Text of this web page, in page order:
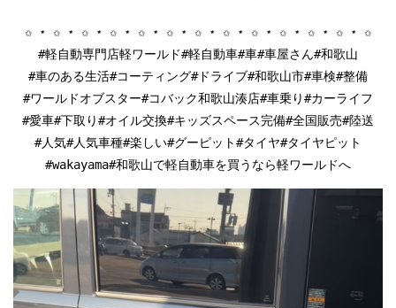
✩ ⋆ ✩ ⋆ ✩ ⋆ ✩ ⋆ ✩ ⋆ ✩ ⋆ ✩ ⋆ ✩ ⋆ ✩ ⋆ ✩ ⋆ ✩ ⋆ ✩ ⋆ ✩
#軽自動専門店軽ワールド#軽自動車#車#車屋さん#和歌山
#車のある生活#コーティング#ドライブ#和歌山市#車検#整備
#ワールドオブスター#コバック和歌山湊店#車乗り#カーライフ
#愛車#下取り#オイル交換#キッズスペース完備#全国販売#陸送
#人気#人気車種#楽しい#グーピット#タイヤ#タイヤピット
#wakayama#和歌山で軽自動車を買うなら軽ワールドへ